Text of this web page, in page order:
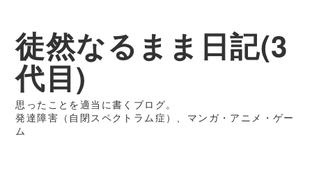
徒然なるまま日記(3
代目)
思ったことを適当に書くブログ。
発達障害（自閉スペクトラム症）、マンガ・アニメ・ゲー
ム